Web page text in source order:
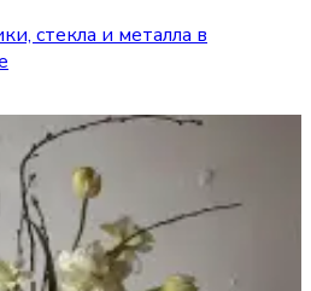
стекла и металла в